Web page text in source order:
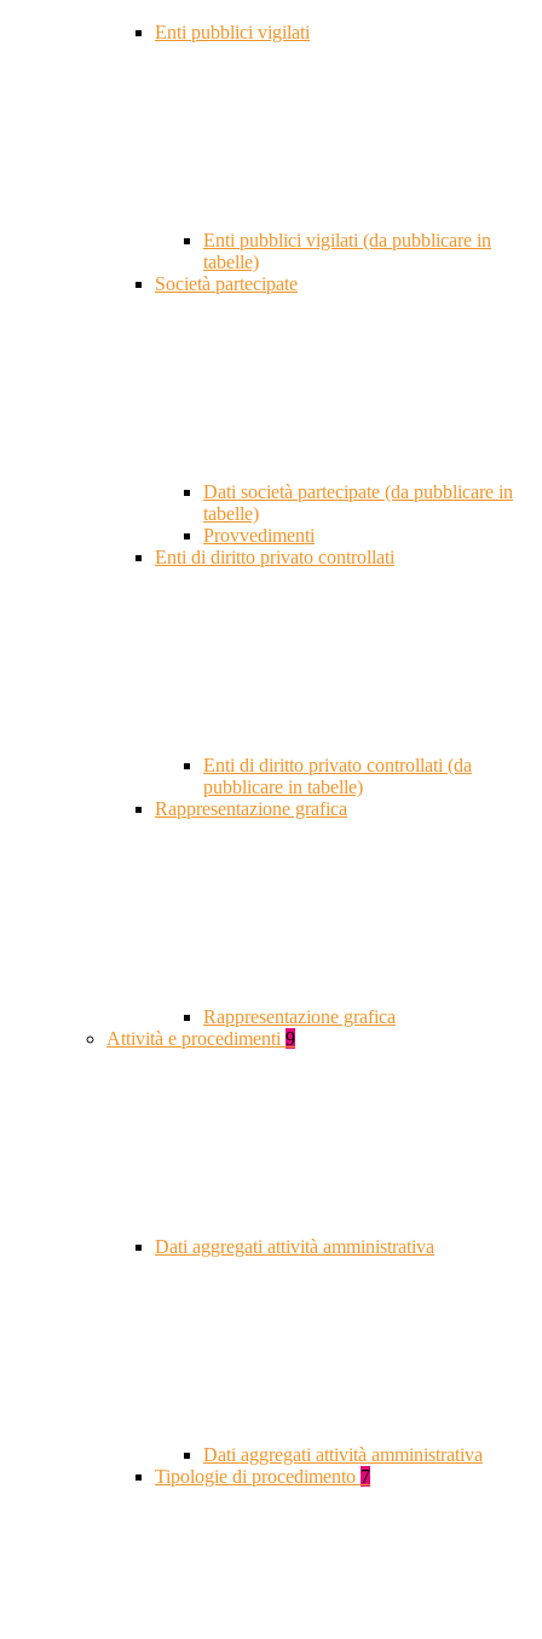
Enti pubblici vigilati
Enti pubblici vigilati (da pubblicare in
tabelle)
Società partecipate
Dati società partecipate (da pubblicare in
tabelle)
Provvedimenti
Enti di diritto privato controllati
Enti di diritto privato controllati (da
pubblicare in tabelle)
Rappresentazione grafica
Rappresentazione grafica
Attività e procedimenti 9
Dati aggregati attività amministrativa
Dati aggregati attività amministrativa
Tipologie di procedimento 7